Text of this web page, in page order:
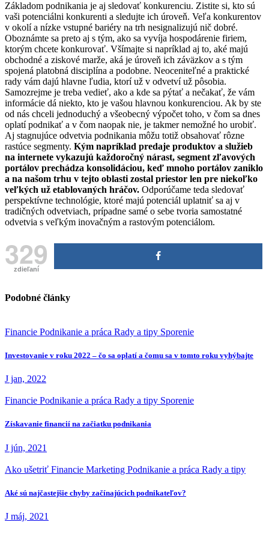
Základom podnikania je aj sledovať konkurenciu. Zistite si, kto sú
vaši potenciálni konkurenti a sledujte ich úroveň. Veľa konkurentov
v okolí a nízke vstupné bariéry na trh nesignalizujú nič dobré.
Oboznámte sa preto aj s tým, ako sa vyvíja hospodárenie firiem,
ktorým chcete konkurovať. Všímajte si napríklad aj to, aké majú
obchodné a ziskové marže, aká je úroveň ich záväzkov a s tým
spojená platobná disciplína a podobne. Neoceniteľné a praktické
rady vám dajú hlavne ľudia, ktorí už v odvetví už pôsobia.
Samozrejme je treba vedieť, ako a kde sa pýtať a nečakať, že vám
informácie dá niekto, kto je vašou hlavnou konkurenciou. Ak by ste
od nás chceli jednoduchý a všeobecný výpočet toho, v čom sa dnes
oplatí podnikať a v čom naopak nie, je takmer nemožné ho urobiť.
Aj stagnujúce odvetvia podnikania môžu totiž obsahovať rôzne
rastúce segmenty. Kým napríklad predaje produktov a služieb
na internete vykazujú každoročný nárast, segment zľavových
portálov prechádza konsolidáciou, keď mnoho portálov zaniklo
a na našom trhu v tejto oblasti zostal priestor len pre niekoľko
veľkých už etablovaných hráčov. Odporúčame teda sledovať
perspektívne technológie, ktoré majú potenciál uplatniť sa aj v
tradičných odvetviach, prípadne samé o sebe tvoria samostatné
odvetvia s veľkým inovačným a rastovým potenciálom.
329
zdieľaní
Podobné články
Financie Podnikanie a práca Rady a tipy Sporenie
Investovanie v roku 2022 – čo sa oplatí a čomu sa v tomto roku vyhýbajte
J jan, 2022
Financie Podnikanie a práca Rady a tipy Sporenie
Získavanie financií na začiatku podnikania
J jún, 2021
Ako ušetriť Financie Marketing Podnikanie a práca Rady a tipy
Aké sú najčastejšie chyby začínajúcich podnikateľov?
J máj, 2021